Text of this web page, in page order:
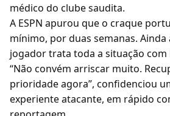
médico do clube saudita.
A ESPN apurou que o craque
mínimo, por duas semanas. Ainda
jogador trata toda a situação com
“Não convém arriscar muito.
prioridade agora”, confidenciou
experiente atacante, em rápido